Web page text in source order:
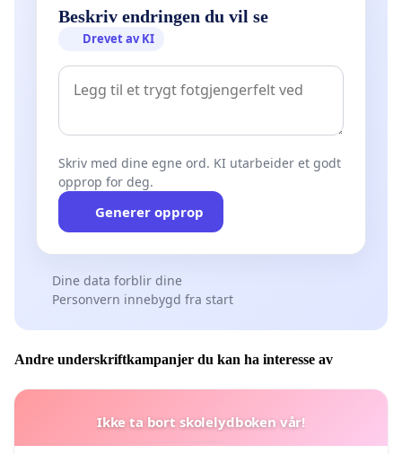
Beskriv endringen du vil se
Drevet av KI
Skriv med dine egne ord. KI utarbeider et godt
opprop for deg.
Generer opprop
Dine data forblir dine
Personvern innebygd fra start
Andre underskriftkampanjer du kan ha interesse av
Ikke ta bort skolelydboken vår!